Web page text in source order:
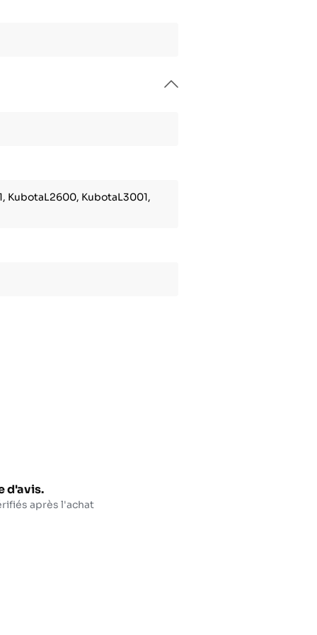
KubotaL2600, KubotaL3001,
d'avis.
après l'achat